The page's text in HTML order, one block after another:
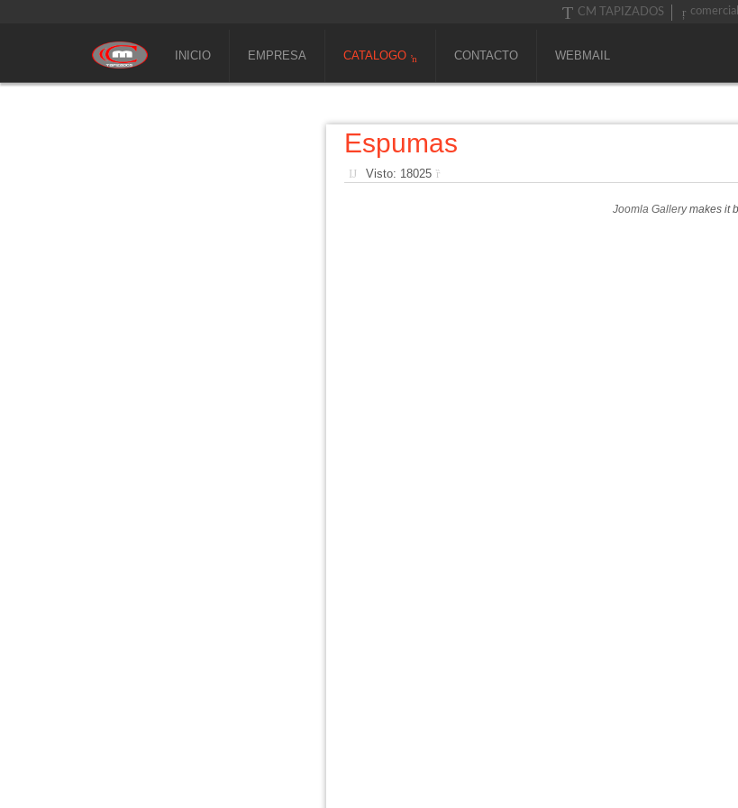
CM TAPIZADOS
INICIO EMPRESA CATALOGO CONTACTO WEBMAIL
Espumas
Visto: 18025
Joomla Gallerymakes it